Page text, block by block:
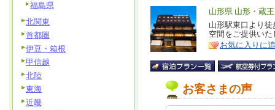
エ
リ
ア
山形県 山形・蔵
特
徴
山形駅東口より
空間をご提供いた
お気に入りに
お客さまの声
福島県
北関東
首都圏
伊豆・箱根
甲信越
北陸
東海
近畿